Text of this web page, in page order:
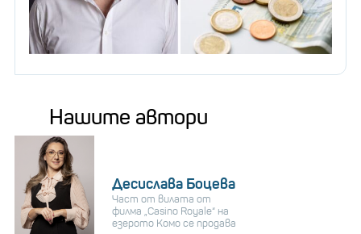
Нашите автори
Десислава Боцева
Част от вилата от
филма „Casino Royale“ на
езерото Комо се продава